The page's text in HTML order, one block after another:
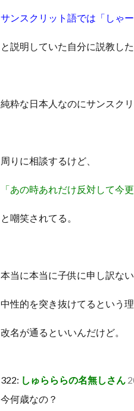
サンスクリット語では「しゃ
と説明していた自分に説教した
純粋な日本人なのにサンスクリ
周りに相談するけど、
「あの時あれだけ反対して今更
と嘲笑されてる。
本当に本当に子供に申し訳ない
中性的を突き抜けてるという
改名が通るといいんだけど。
322: しゅらららの名無しさん
今何歳なの？